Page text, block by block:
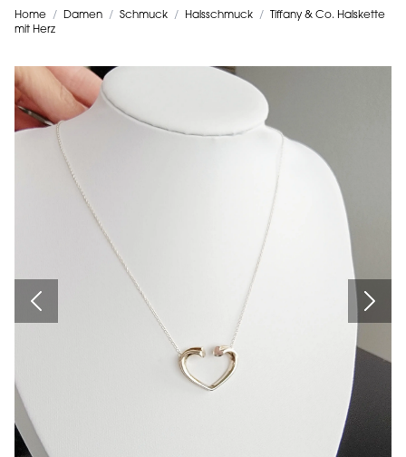
Home / Damen / Schmuck / Halsschmuck /
Tiffany & Co. Halskette
mit Herz